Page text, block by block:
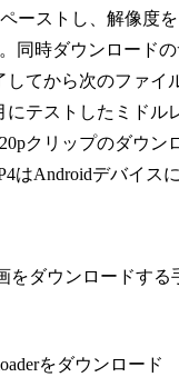
ーストし、解像度を
同時ダウンロード
してから次のファイ
にテストしたミドル
クリップのダウン
はAndroidデバイス
をダウンロードする
をダウンロード